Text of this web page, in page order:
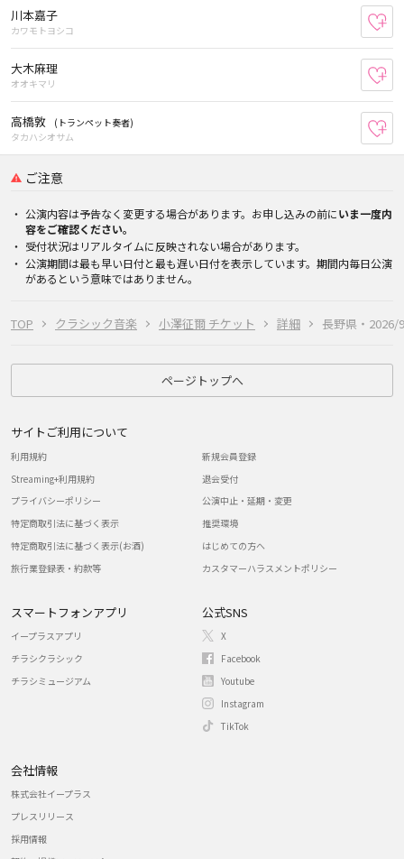
TOP クラシック音楽 小澤征爾 チケット 詳細 長野県・2026/
川本嘉子
カワモトヨシコ
大木麻理
オオキマリ
高橋敦
(トランペット奏者)
タカハシオサム
ご注意
公演内容は予告なく変更する場合があります。お申し込みの前にいま一度内
容をご確認ください。
受付状況はリアルタイムに反映されない場合があります。
公演期間は最も早い日付と最も遅い日付を表示しています。期間内毎日公演
があるという意味ではありません。
ページトップへ
サイトご利用について
利用規約
Streaming+利用規約
プライバシーポリシー
特定商取引法に基づく表示
特定商取引法に基づく表示(お酒)
旅行業登録表・約款等
新規会員登録
退会受付
公演中止・延期・変更
推奨環境
はじめての方へ
カスタマーハラスメントポリシー
スマートフォンアプリ
イープラスアプリ
チラシクラシック
チラシミュージアム
公式SNS
X
Facebook
Youtube
Instagram
TikTok
会社情報
株式会社イープラス
プレスリリース
採用情報